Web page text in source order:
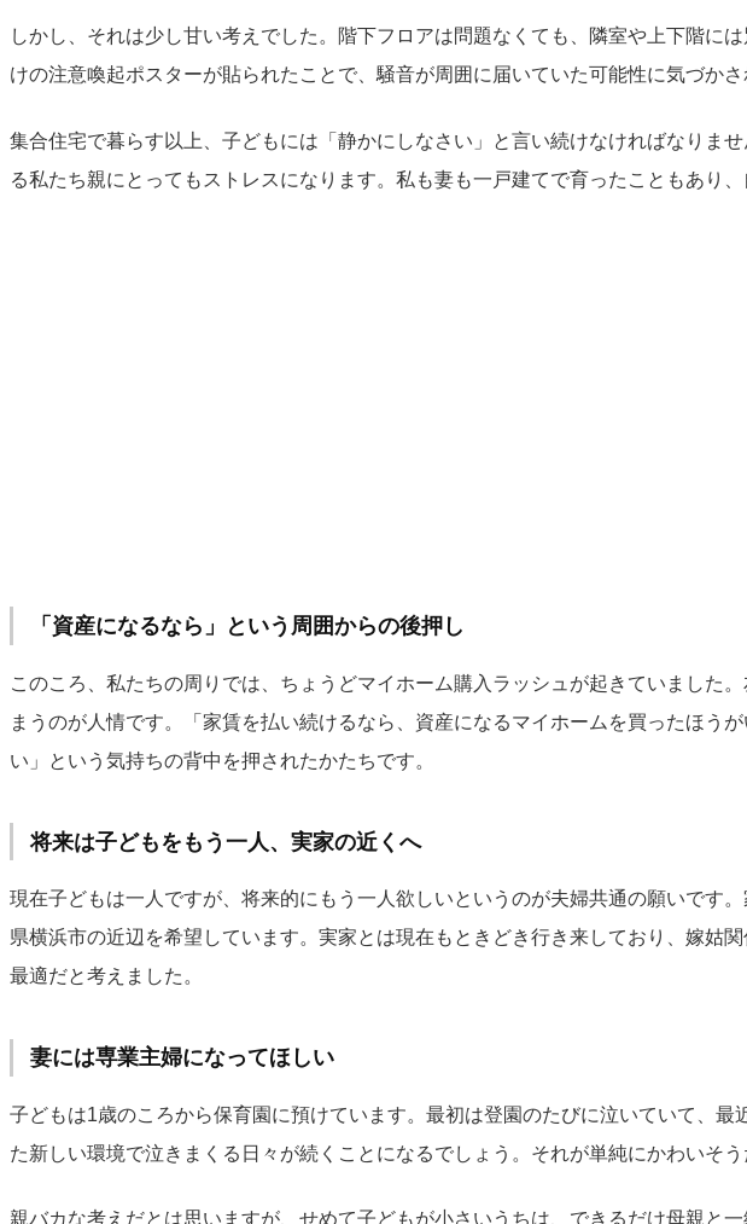
しかし、それは少し甘い考えでした。階下フロアは問題なくても、隣室や上下階に
けの注意喚起ポスターが貼られたことで、騒音が周囲に届いていた可能性に気づかさ
集合住宅で暮らす以上、子どもには「静かにしなさい」と言い続けなければなりま
る私たち親にとってもストレスになります。私も妻も一戸建てで育ったこともあり
「資産になるなら」という周囲からの後押し
このころ、私たちの周りでは、ちょうどマイホーム購入ラッシュが起きていました
まうのが人情です。「家賃を払い続けるなら、資産になるマイホームを買ったほう
い」という気持ちの背中を押されたかたちです。
将来は子どもをもう一人、実家の近くへ
現在子どもは一人ですが、将来的にもう一人欲しいというのが夫婦共通の願いです
県横浜市の近辺を希望しています。実家とは現在もときどき行き来しており、嫁姑
最適だと考えました。
妻には専業主婦になってほしい
子どもは1歳のころから保育園に預けています。最初は登園のたびに泣いていて、
た新しい環境で泣きまくる日々が続くことになるでしょう。それが単純にかわいそう
親バカな考えだとは思いますが、せめて子どもが小さいうちは、できるだけ母親と